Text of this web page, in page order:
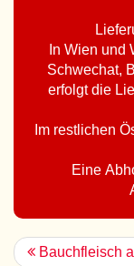
In Wien und
Schwechat,
erfolgt die
Im restlichen
Eine
Bauchfleisch